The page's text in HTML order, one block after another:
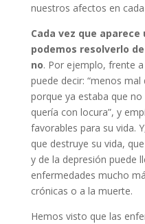
nuestros afectos en
Cada vez que
podemos resolverlo
no. Por ejemplo, frente
puede decir: “menos
porque ya estaba que
quería con locura”, y
favorables para su vida.
que destruye su vida,
y de la depresión puede
enfermedades mucho
crónicas o a la muerte.
Hemos visto que las